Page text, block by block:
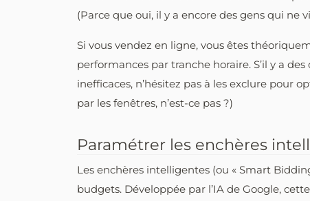
(Parce que oui, il y a encore des gens qui ne
Si vous vendez en ligne, vous êtes
performances par tranche horaire. S’il y a
inefficaces, n’hésitez pas à les exclure pour
par les fenêtres, n’est-ce pas ?)
Paramétrer les enchères
Les enchères intelligentes (ou « Smart
budgets. Développée par l’IA de Google,